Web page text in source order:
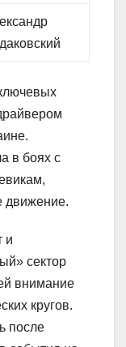
в боях с
движение.
и
сектор
внимание
кругов.
после